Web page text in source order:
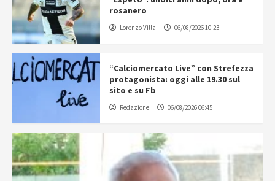
rosanero
Lorenzo Villa 06/08/2026 10:23
“Calciomercato Live” con Strefezza
protagonista: oggi alle 19.30 sul
sito e su Fb
Redazione 06/08/2026 06:45